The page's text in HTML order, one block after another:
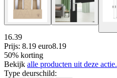
16.39
Prijs: 8.19 euro8.19
50% korting
Bekijk alle producten uit deze actie.
Type deurschild: